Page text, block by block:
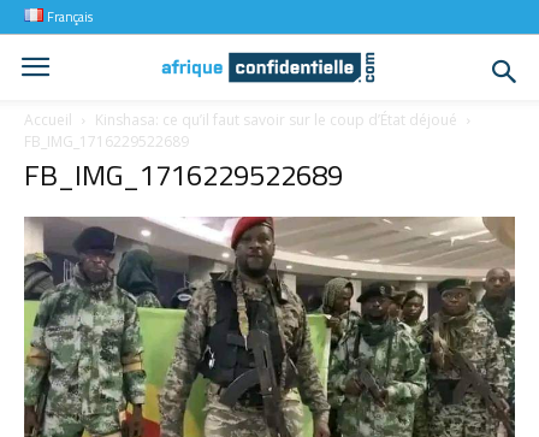
Français
Accueil
Kinshasa: ce qu’il faut savoir sur le coup d’État déjoué
FB_IMG_1716229522689
FB_IMG_1716229522689